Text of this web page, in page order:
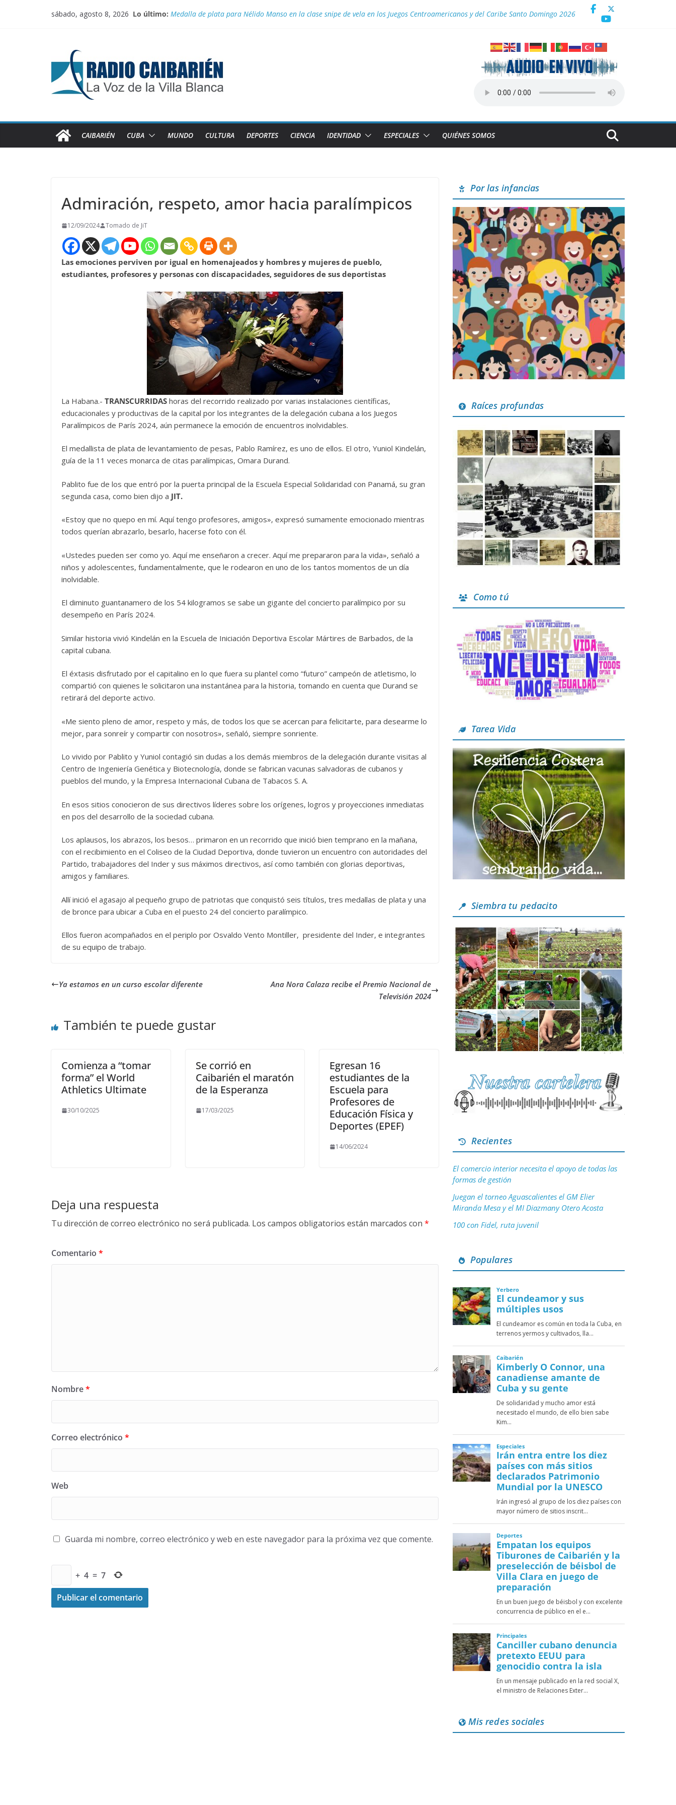
sábado, agosto 8, 2026 Lo último: Medalla de plata para Nélido Manso en la clase snipe de vela en los Juegos Centroamericanos y del Caribe Santo Domingo 2026
CAIBARIÉN CUBA MUNDO CULTURA DEPORTES CIENCIA IDENTIDAD ESPECIALES QUIÉNES SOMOS
Admiración, respeto, amor hacia paralímpicos
12/09/2024 Tomado de JiT
Las emociones perviven por igual en homenajeados y hombres y mujeres de pueblo,
estudiantes, profesores y personas con discapacidades, seguidores de sus deportistas
La Habana.- TRANSCURRIDAS horas del recorrido realizado por varias instalaciones científicas,
educacionales y productivas de la capital por los integrantes de la delegación cubana a los Juegos
Paralímpicos de París 2024, aún permanece la emoción de encuentros inolvidables.
El medallista de plata de levantamiento de pesas, Pablo Ramírez, es uno de ellos. El otro, Yuniol Kindelán,
guía de la 11 veces monarca de citas paralímpicas, Omara Durand.
Pablito fue de los que entró por la puerta principal de la Escuela Especial Solidaridad con Panamá, su gran
segunda casa, como bien dijo a JIT.
«Estoy que no quepo en mí. Aquí tengo profesores, amigos», expresó sumamente emocionado mientras
todos querían abrazarlo, besarlo, hacerse foto con él.
«Ustedes pueden ser como yo. Aquí me enseñaron a crecer. Aquí me prepararon para la vida», señaló a
niños y adolescentes, fundamentalmente, que le rodearon en uno de los tantos momentos de un día
inolvidable.
El diminuto guantanamero de los 54 kilogramos se sabe un gigante del concierto paralímpico por su
desempeño en París 2024.
Similar historia vivió Kindelán en la Escuela de Iniciación Deportiva Escolar Mártires de Barbados, de la
capital cubana.
El éxtasis disfrutado por el capitalino en lo que fuera su plantel como “futuro” campeón de atletismo, lo
compartió con quienes le solicitaron una instantánea para la historia, tomando en cuenta que Durand se
retirará del deporte activo.
«Me siento pleno de amor, respeto y más, de todos los que se acercan para felicitarte, para desearme lo
mejor, para sonreír y compartir con nosotros», señaló, siempre sonriente.
Lo vivido por Pablito y Yuniol contagió sin dudas a los demás miembros de la delegación durante visitas al
Centro de Ingeniería Genética y Biotecnología, donde se fabrican vacunas salvadoras de cubanos y
pueblos del mundo, y la Empresa Internacional Cubana de Tabacos S. A.
En esos sitios conocieron de sus directivos líderes sobre los orígenes, logros y proyecciones inmediatas
en pos del desarrollo de la sociedad cubana.
Los aplausos, los abrazos, los besos… primaron en un recorrido que inició bien temprano en la mañana,
con el recibimiento en el Coliseo de la Ciudad Deportiva, donde tuvieron un encuentro con autoridades del
Partido, trabajadores del Inder y sus máximos directivos, así como también con glorias deportivas,
amigos y familiares.
Allí inició el agasajo al pequeño grupo de patriotas que conquistó seis títulos, tres medallas de plata y una
de bronce para ubicar a Cuba en el puesto 24 del concierto paralímpico.
Ellos fueron acompañados en el periplo por Osvaldo Vento Montiller, presidente del Inder, e integrantes
de su equipo de trabajo.
Ya estamos en un curso escolar diferente
Ana Nora Calaza recibe el Premio Nacional de
Televisión 2024
También te puede gustar
Comienza a “tomar
forma” el World
Athletics Ultimate
30/10/2025
Se corrió en
Caibarién el maratón
de la Esperanza
17/03/2025
Egresan 16
estudiantes de la
Escuela para
Profesores de
Educación Física y
Deportes (EPEF)
14/06/2024
Deja una respuesta
Tu dirección de correo electrónico no será publicada. Los campos obligatorios están marcados con *
Comentario *
Nombre*
Correo electrónico *
Web
Guarda mi nombre, correo electrónico y web en este navegador para la próxima vez que comente.
+ 4 = 7
Por las infancias
Raíces profundas
Como tú
Tarea Vida
Siembra tu pedacito
Recientes
El comercio interior necesita el apoyo de todas las
formas de gestión
Juegan el torneo Aguascalientes el GM Elier
Miranda Mesa y el MI Diazmany Otero Acosta
100 con Fidel, ruta juvenil
Populares
Mis redes sociales